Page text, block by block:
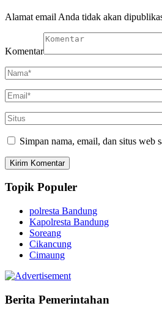
Alamat email Anda tidak akan
Komentar
Simpan nama, email, dan situs web
Topik Populer
polresta Bandung
Kapolresta Bandung
Soreang
Cikancung
Cimaung
Berita Pemerintahan